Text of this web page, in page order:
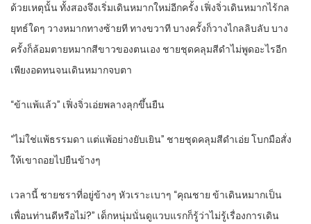
ด้วยเหตุนั้น ทั้งสองจึงเริ่มเดินหมากใหม่อีกครั้ง เฟิ่งจิ่วเดินหมากไร้กล
ยุทธ์ใดๆ วางหมากทางซ้ายที ทางขวาที บางครั้งก็วางไกลลิบลับ บาง
ครั้งก็ล้อมตายหมากสีขาวของตนเอง ชายชุดคลุมสีดำไม่พูดอะไรอีก
เพียงอดทนจนเดินหมากจบตา
“ข้าแพ้แล้ว” เฟิ่งจิ่วเอ่ยพลางลุกขึ้นยืน
“ไม่ใช่แพ้ธรรมดา แต่แพ้อย่างยับเยิน” ชายชุดคลุมสีดำเอ่ย โบกมือสั่ง
ให้เขาถอยไปยืนข้างๆ
เวลานี้ ชายชราที่อยู่ข้างๆ หัวเราะเบาๆ “คุณชาย ข้าเดินหมากเป็น
เพื่อนท่านดีหรือไม่?” เด็กหนุ่มนั่นดูแวบแรกก็รู้ว่าไม่รู้เรื่องการเดิน